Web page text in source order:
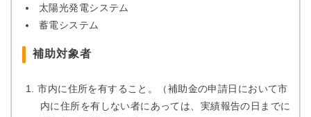
太陽光発電システム
蓄電システム
補助対象者
市内に住所を有すること。（補助金の申請日において市
内に住所を有しない者にあっては、実績報告の日までに